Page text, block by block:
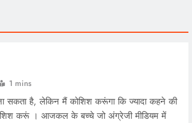
1 mins
सकता है, लेकिन मैं कोशिश करूंगा कि ज्यादा कहने की
करूं । आजकल के बच्चे जो अंग्रेजी मीडियम में